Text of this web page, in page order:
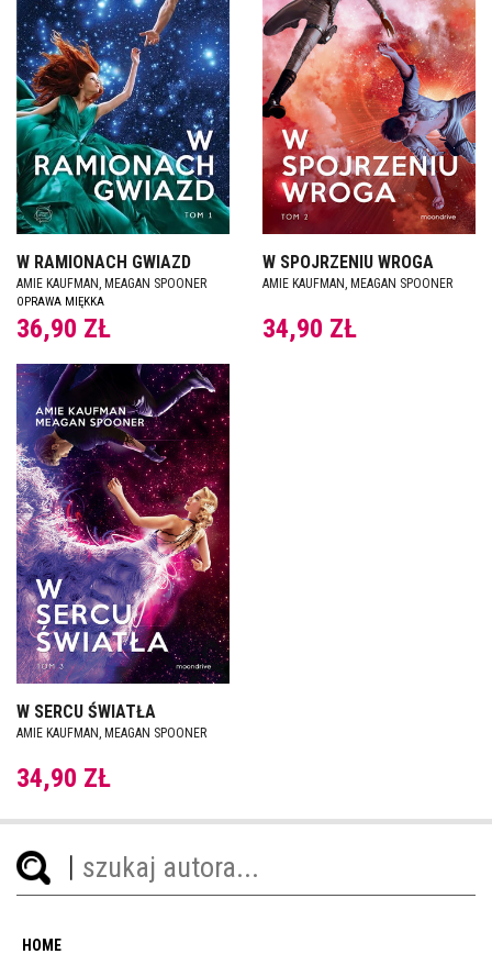
W RAMIONACH GWIAZD
AMIE KAUFMAN, MEAGAN SPOONER
OPRAWA MIĘKKA
36,90 ZŁ
W SPOJRZENIU WROGA
AMIE KAUFMAN, MEAGAN SPOONER
34,90 ZŁ
W SERCU ŚWIATŁA
AMIE KAUFMAN, MEAGAN SPOONER
34,90 ZŁ
HOME